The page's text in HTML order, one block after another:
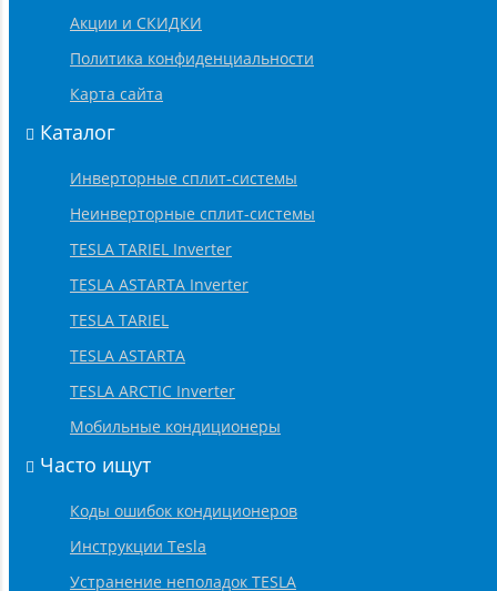
Акции и СКИДКИ
Политика конфиденциальности
Карта сайта
Каталог
Инверторные сплит-системы
Неинверторные сплит-системы
TESLA TARIEL Inverter
TESLA ASTARTA Inverter
TESLA TARIEL
TESLA ASTARTA
TESLA ARCTIC Inverter
Мобильные кондиционеры
Часто ищут
Коды ошибок кондиционеров
Инструкции Tesla
Устранение неполадок TESLA